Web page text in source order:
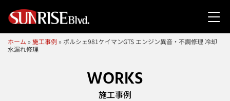
ホーム »施工事例 » ポルシェ981ケイマンGTS エンジン異音・不調修理 冷却
水漏れ修理
WORKS
施工事例